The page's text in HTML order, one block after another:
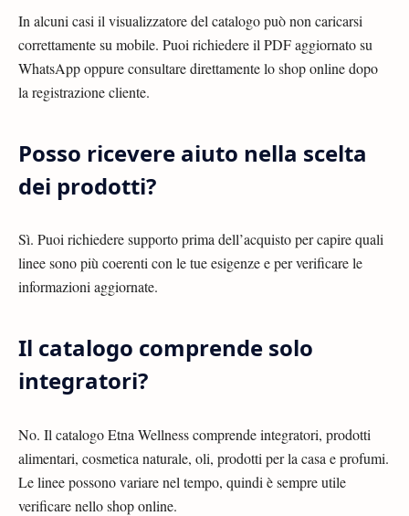
In alcuni casi il visualizzatore del catalogo può non caricarsi
correttamente su mobile. Puoi richiedere il PDF aggiornato su
WhatsApp oppure consultare direttamente lo shop online dopo
la registrazione cliente.
Posso ricevere aiuto nella scelta
dei prodotti?
Sì. Puoi richiedere supporto prima dell’acquisto per capire quali
linee sono più coerenti con le tue esigenze e per verificare le
informazioni aggiornate.
Il catalogo comprende solo
integratori?
No. Il catalogo Etna Wellness comprende integratori, prodotti
alimentari, cosmetica naturale, oli, prodotti per la casa e profumi.
Le linee possono variare nel tempo, quindi è sempre utile
verificare nello shop online.